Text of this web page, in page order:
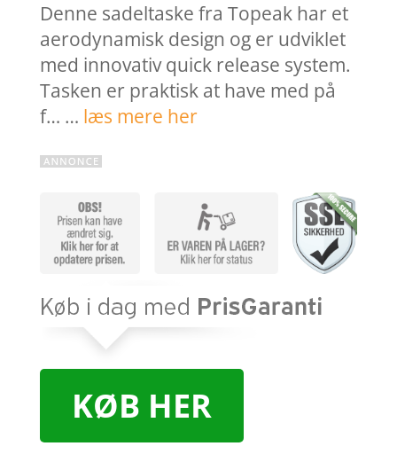
Denne sadeltaske fra Topeak har et
aerodynamisk design og er udviklet
med innovativ quick release system.
Tasken er praktisk at have med på
f… … læs mere her
KØB HER